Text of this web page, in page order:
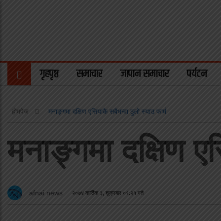
गृहपृष्ठ समाचार जापान समाचार पर्यटन
होमपेज मनाङ्गमा दक्षिण एसियाकै सबैभन्दा ठुलो स्याउ फार्म
मनाङ्गमा दक्षिण
afnai news २०७४ कार्तिक ३, शुक्रबार ०९:२१ गते